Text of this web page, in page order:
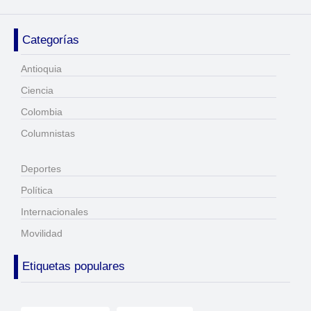
Categorías
Antioquia
Ciencia
Colombia
Columnistas
Deportes
Política
Internacionales
Movilidad
Etiquetas populares